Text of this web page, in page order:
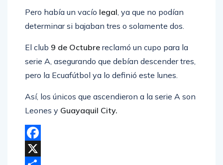
Pero había un vacío legal, ya que no podían
determinar si bajaban tres o solamente dos.
El club 9 de Octubre reclamó un cupo para la
serie A, asegurando que debían descender tres,
pero la Ecuafútbol ya lo definió este lunes.
Así, los únicos que ascendieron a la serie A son
Leones y Guayaquil City.
Facebook